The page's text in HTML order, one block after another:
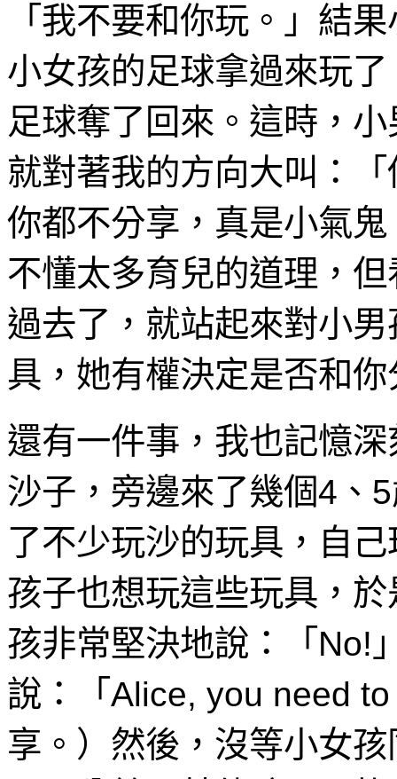
「我不要和你玩。」結
小女孩的足球拿過來玩
足球奪了回來。這時，
就對著我的方向大叫：
你都不分享，真是小氣
不懂太多育兒的道理，
過去了，就站起來對小
具，她有權決定是否和
還有一件事，我也記憶
沙子，旁邊來了幾個4、
了不少玩沙的玩具，自
孩子也想玩這些玩具，
孩非常堅決地說：「No!
說：「Alice, you need
享。）然後，沒等小女